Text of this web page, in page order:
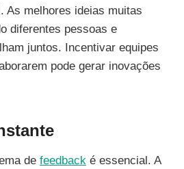
As melhores ideias muitas
diferentes pessoas e
juntos. Incentivar equipes
pode gerar inovações
de feedback é essencial. A